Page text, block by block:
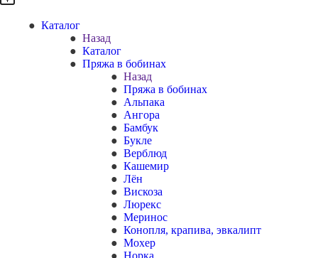
Каталог
Назад
Каталог
Пряжа в бобинах
Назад
Пряжа в бобинах
Альпака
Ангора
Бамбук
Букле
Верблюд
Кашемир
Лён
Вискоза
Люрекс
Меринос
Конопля, крапива, эвкалипт
Мохер
Норка